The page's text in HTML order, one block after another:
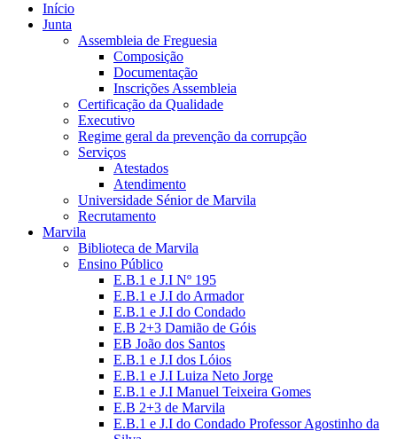
Início
Junta
Assembleia de Freguesia
Composição
Documentação
Inscrições Assembleia
Certificação da Qualidade
Executivo
Regime geral da prevenção da corrupção
Serviços
Atestados
Atendimento
Universidade Sénior de Marvila
Recrutamento
Marvila
Biblioteca de Marvila
Ensino Público
E.B.1 e J.I Nº 195
E.B.1 e J.I do Armador
E.B.1 e J.I do Condado
E.B 2+3 Damião de Góis
EB João dos Santos
E.B.1 e J.I dos Lóios
E.B.1 e J.I Luiza Neto Jorge
E.B.1 e J.I Manuel Teixeira Gomes
E.B 2+3 de Marvila
E.B.1 e J.I do Condado Professor Agostinho da